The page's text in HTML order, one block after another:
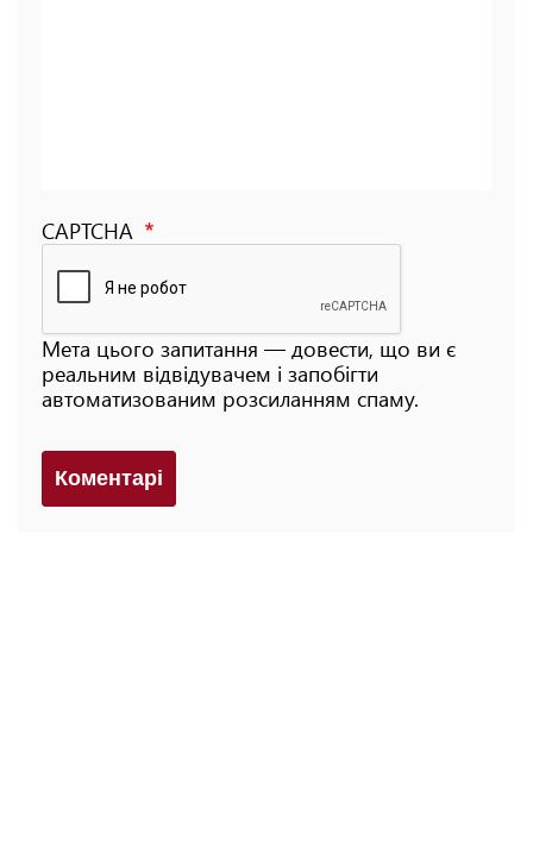
CAPTCHA
Мета цього запитання — довести, що ви є
реальним відвідувачем і запобігти
автоматизованим розсиланням спаму.
Коментарi